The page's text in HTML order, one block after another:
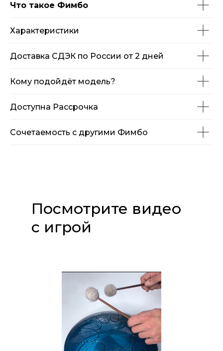
Что такое Фимбо
Характеристики
Доставка СДЭК по России от 2 дней
Кому подойдёт модель?
Доступна Рассрочка
Сочетаемость с другими Фимбо
Посмотрите видео
с игрой